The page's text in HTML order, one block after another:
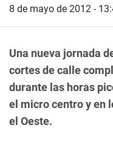
8 de mayo de 2012 -
Una nueva jornada
cortes de calle
durante las horas
el micro centro y en
el Oeste.